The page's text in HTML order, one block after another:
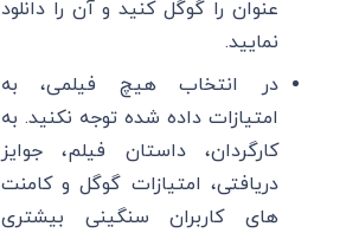
عنوان را گوگل کنید و آن را دانلود
نمایید.
در انتخاب هیچ فیلمی، به
امتیازات داده شده توجه نکنید. به
کارگردان، داستان فیلم، جوایز
دریافتی، امتیازات گوگل و کامنت
های کاربران سنگینی بیشتری